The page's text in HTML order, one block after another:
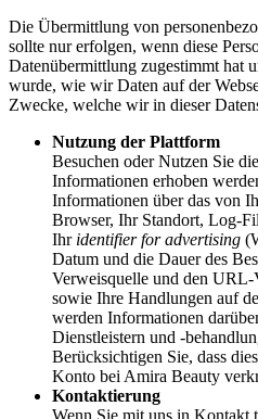
Die Übermittlung von
sollte nur erfolgen, wenn diese
Datenübermittlung zugestimmt hat
wurde, wie wir Daten auf der
Zwecke, welche wir in dieser
Nutzung der Plattform
Besuchen oder Nutzen Sie
Informationen erhoben
Informationen über das von
Browser, Ihr Standort, Log-
Ihr identifier for advertising
Datum und die Dauer des
Verweisquelle und den URL-
sowie Ihre Handlungen auf
werden Informationen
Dienstleistern und -
Berücksichtigen Sie, dass
Konto bei Amira Beauty
Kontaktierung
Wenn Sie mit uns in Kontakt